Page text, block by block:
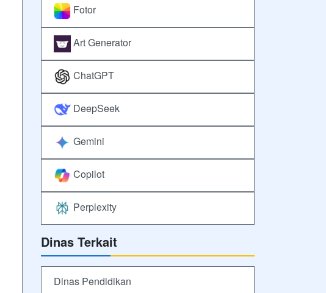
Fotor
Art Generator
ChatGPT
DeepSeek
Gemini
Copilot
Perplexity
Dinas Terkait
Dinas Pendidikan